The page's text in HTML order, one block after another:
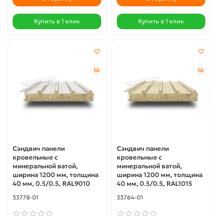
Купить в 1 клик Купить в 1 клик
Сэндвич панели
кровельные с
минеральной ватой,
ширина 1200 мм, толщина
40 мм, 0.5/0.5, RAL9010
33778-01
Сэндвич панели
кровельные с
минеральной ватой,
ширина 1200 мм, толщина
40 мм, 0.5/0.5, RAL1015
33764-01